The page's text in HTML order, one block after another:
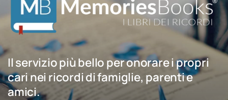
Il servizio più bello per onorare i propri
cari nei ricordi di famiglie, parenti e
amici.